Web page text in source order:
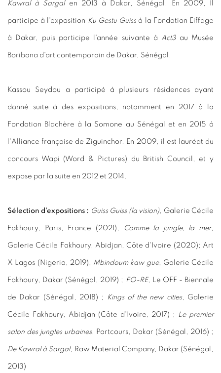
Kawral à Sargalen 2013 à Dakar, Sénégal. En 2009, Il
participe à l'exposition Ku Gestu Guissà la Fondation Eiffage
à Dakar, puis participe l'année suivante à Act3au Musée
Boribana d'art contemporain de Dakar, Sénégal.
Kassou Seydou a participé à plusieurs résidences ayant
donné suite à des expositions, notamment en 2017 à la
Fondation Blachère à la Somone au Sénégal et en 2015 à
l'Alliance française de Ziguinchor. En 2009, il est lauréat du
concours Wapi (Word & Pictures) du British Council, et y
expose par la suite en 2012 et 2014.
Sélection d'expositions : Guiss Guiss (la vision) , Galerie Cécile
Fakhoury, Paris, France (2021), Comme la jungle, la mer,
Galerie Cécile Fakhoury, Abidjan, Côte d'Ivoire (2020); Art
X Lagos (Nigeria, 2019), Mbindoum kaw gue, Galerie Cécile
Fakhoury, Dakar (Sénégal, 2019) ; FO-RE, Le OFF - Biennale
de Dakar (Sénégal, 2018) ; Kings of the new cities, Galerie
Cécile Fakhoury, Abidjan (Côte d'Ivoire, 2017) ; Le premier
salon des jungles urbaines, Partcours, Dakar (Sénégal, 2016) ;
De Kawral à Sargal, Raw Material Company, Dakar (Sénégal,
2013)